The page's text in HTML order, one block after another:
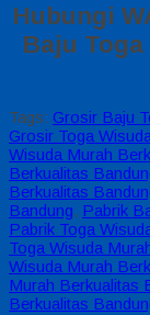
Hubungi
Baju
Tags: Grosir Baju
Grosir Toga
Wisuda Murah
Berkualitas
Berkualitas
Bandung, Pabrik
Pabrik Toga
Toga Wisuda
Wisuda Murah
Murah Berkualitas
Berkualitas